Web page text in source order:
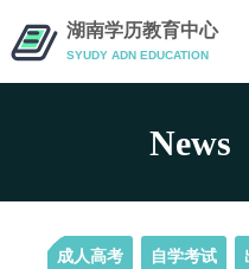
SYUDY ADN EDUCATION
湖南学历教育中心
News
News
成人高考 自学考试